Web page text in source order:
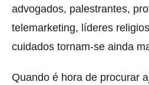
advogados, palestrantes,
telemarketing, líderes
cuidados tornam-se ainda
Quando é hora de procurar